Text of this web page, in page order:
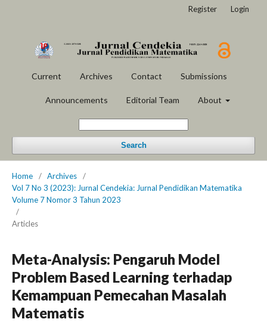
Current Archives Contact Submissions
Announcements Editorial Team About
Search
Register Login
Home / Archives
/
Vol 7 No 3 (2023): Jurnal Cendekia: Jurnal Pendidikan Matematika
Volume 7 Nomor 3 Tahun 2023
/
Articles
Meta-Analysis: Pengaruh Model
Problem Based Learning terhadap
Kemampuan Pemecahan Masalah
Matematis